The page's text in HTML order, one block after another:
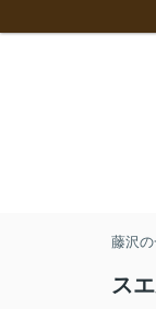
藤沢
ス